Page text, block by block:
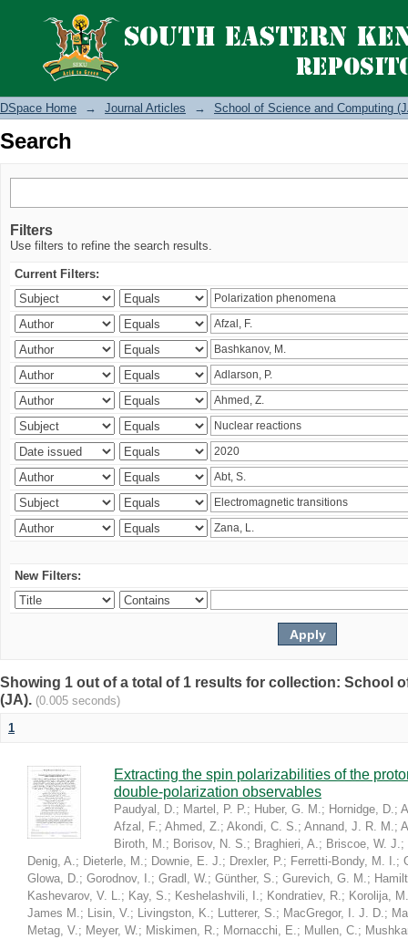
Search
DSpace Home → Journal Articles → School of Science and Computing
Search
Filters
Use filters to refine the search results.
Current Filters:
New Filters:
Showing 1 out of a total of 1 results for collection: School
(JA). (0.005 seconds)
1
Extracting the spin polarizabilities of the
double-polarization observables
Paudyal, D.; Martel, P. P.; Huber, G. M.; Hornidge, D.;
Afzal, F.; Ahmed, Z.; Akondi, C. S.; Annand, J. R. M.;
Biroth, M.; Borisov, N. S.; Braghieri, A.; Briscoe, W. J.;
Denig, A.; Dieterle, M.; Downie, E. J.; Drexler, P.; Ferretti-Bondy, M. I.;
Glowa, D.; Gorodnov, I.; Gradl, W.; Günther, S.; Gurevich, G. M.;
Kashevarov, V. L.; Kay, S.; Keshelashvili, I.; Kondratiev, R.; Korolija, M.
James M.; Lisin, V.; Livingston, K.; Lutterer, S.; MacGregor, I. J. D.;
Metag, V.; Meyer, W.; Miskimen, R.; Mornacchi, E.; Mullen, C.;